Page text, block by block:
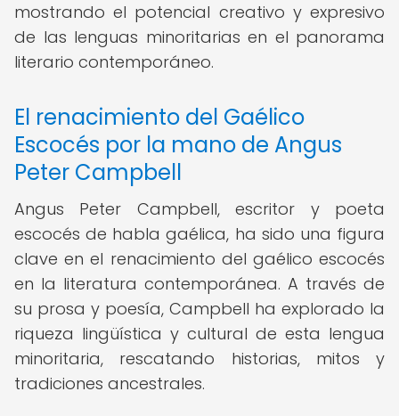
mostrando el potencial creativo y expresivo
de las lenguas minoritarias en el panorama
literario contemporáneo.
El renacimiento del Gaélico
Escocés por la mano de Angus
Peter Campbell
Angus Peter Campbell, escritor y poeta
escocés de habla gaélica, ha sido una figura
clave en el renacimiento del gaélico escocés
en la literatura contemporánea. A través de
su prosa y poesía, Campbell ha explorado la
riqueza lingüística y cultural de esta lengua
minoritaria, rescatando historias, mitos y
tradiciones ancestrales.